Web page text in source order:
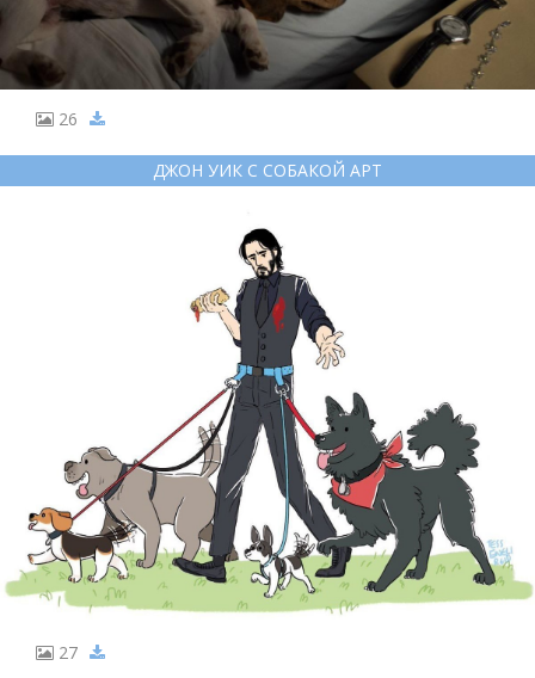
26
ДЖОН УИК С СОБАКОЙ АРТ
27